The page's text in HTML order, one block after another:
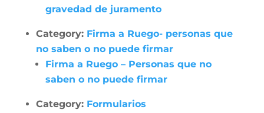
gravedad de juramento
Category: Firma a Ruego- personas que
no saben o no puede firmar
Firma a Ruego – Personas que no
saben o no puede firmar
Category: Formularios